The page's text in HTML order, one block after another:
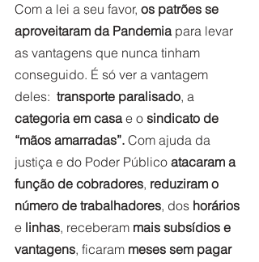
Com a lei a seu favor, os patrões se
aproveitaram da Pandemia para levar
as vantagens que nunca tinham
conseguido. É só ver a vantagem
deles: transporte paralisado, a
categoria em casa e o sindicato de
“mãos amarradas”. Com ajuda da
justiça e do Poder Público atacaram a
função de cobradores, reduziram o
número de trabalhadores, dos horários
e linhas, receberam mais subsídios e
vantagens, ficaram meses sem pagar